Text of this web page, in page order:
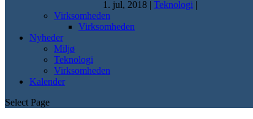
1. jul, 2018 | Teknologi |
Virksomheden
Virksomheden
Nyheder
Miljø
Teknologi
Virksomheden
Kalender
Select Page